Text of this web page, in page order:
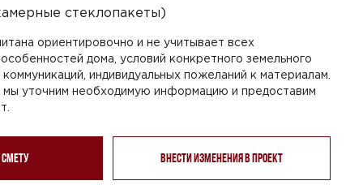
стеклопакеты)
ориентировочно и не учитывает всех
дома, условий конкретного земельного
коммуникаций, индивидуальных пожеланий к материалам.
мы уточним необходимую информацию и предоставим
смету Внести изменения в проект